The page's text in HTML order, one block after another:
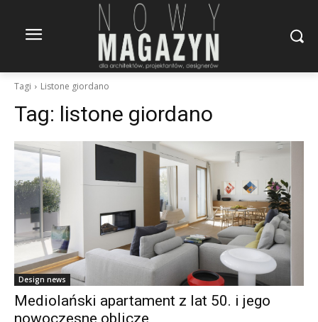
Tagi Listone giordano
Tag: listone giordano
Design news
Mediolański apartament z lat 50. i jego
nowoczesne oblicze